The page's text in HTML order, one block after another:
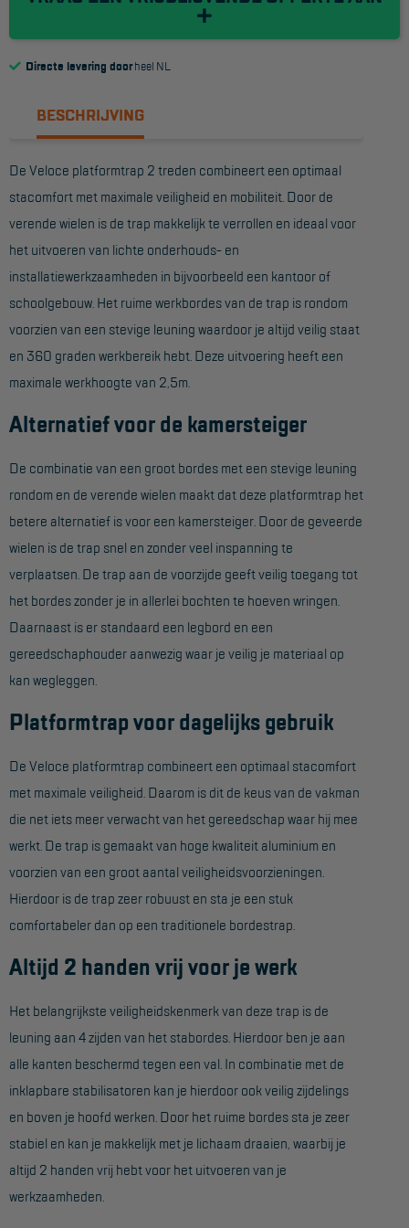
CombiDeals
MAATWERK
VERHUUR
Rolsteigers
Schilderstellingen
Schilderwerkzaamheden
Gevelrenovatie
Industrieel onderhoud
Hoogwerkers
Telescoop hoogwerkers
Knikarmhoogwerkers
Spinhoogwerkers
Schaarhoogwerkers
Masthoogwerkers
Autohoogwerkers
Laagbouw
Hoogbouw
Projectvoorbeelden
KEURING
Keuring en Inspectie
Steigers
Valbeveiliging
Directe levering doorheel NL
BESCHRIJVING
De Veloce platformtrap 2 treden combineert een optimaal
stacomfort met maximale veiligheid en mobiliteit. Door de
verende wielen is de trap makkelijk te verrollen en ideaal voor
het uitvoeren van lichte onderhouds- en
installatiewerkzaamheden in bijvoorbeeld een kantoor of
schoolgebouw. Het ruime werkbordes van de trap is rondom
voorzien van een stevige leuning waardoor je altijd veilig staat
en 360 graden werkbereik hebt. Deze uitvoering heeft een
maximale werkhoogte van 2,5m.
Alternatief voor de kamersteiger
De combinatie van een groot bordes met een stevige leuning
rondom en de verende wielen maakt dat deze platformtrap het
betere alternatief is voor een kamersteiger. Door de geveerde
wielen is de trap snel en zonder veel inspanning te
verplaatsen. De trap aan de voorzijde geeft veilig toegang tot
het bordes zonder je in allerlei bochten te hoeven wringen.
Daarnaast is er standaard een legbord en een
gereedschaphouder aanwezig waar je veilig je materiaal op
kan wegleggen.
Platformtrap voor dagelijks gebruik
De Veloce platformtrap combineert een optimaal stacomfort
met maximale veiligheid. Daarom is dit de keus van de vakman
die net iets meer verwacht van het gereedschap waar hij mee
werkt. De trap is gemaakt van hoge kwaliteit aluminium en
voorzien van een groot aantal veiligheidsvoorzieningen.
Hierdoor is de trap zeer robuust en sta je een stuk
comfortabeler dan op een traditionele bordestrap.
Altijd 2 handen vrij voor je werk
Het belangrijkste veiligheidskenmerk van deze trap is de
leuning aan 4 zijden van het stabordes. Hierdoor ben je aan
alle kanten beschermd tegen een val. In combinatie met de
inklapbare stabilisatoren kan je hierdoor ook veilig zijdelings
en boven je hoofd werken. Door het ruime bordes sta je zeer
stabiel en kan je makkelijk met je lichaam draaien, waarbij je
altijd 2 handen vrij hebt voor het uitvoeren van je
werkzaamheden.